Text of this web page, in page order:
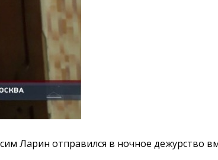
Ларин отправился в ночное дежурство